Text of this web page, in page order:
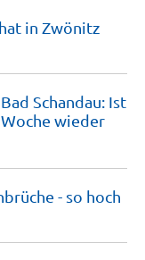
in Zwönitz
Schandau: Ist
wieder
- so hoch